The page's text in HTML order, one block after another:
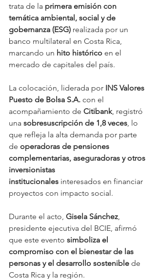
trata de la primera emisión con
temática ambiental, social y de
gobernanza (ESG) realizada por un
banco multilateral en Costa Rica,
marcando un hito histórico en el
mercado de capitales del país.
La colocación, liderada por INS Valores
Puesto de Bolsa S.A. con el
acompañamiento de Citibank, registró
una sobresuscripción de 1,8 veces, lo
que refleja la alta demanda por parte
de operadoras de pensiones
complementarias, aseguradoras y otros
inversionistas
institucionales interesados en financiar
proyectos con impacto social.
Durante el acto, Gisela Sánchez,
presidente ejecutiva del BCIE, afirmó
que este evento simboliza el
compromiso con el bienestar de las
personas y el desarrollo sostenible de
Costa Rica y la región.